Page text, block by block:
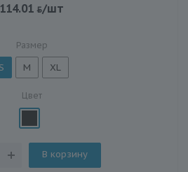
114.01 /шт
Размер
S M XL
Цвет
В корзину